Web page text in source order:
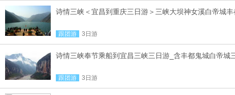
诗情三峡＜宜昌到重庆三日游＞三峡大坝神女溪白帝城
跟团游 3日游
诗情三峡奉节乘船到宜昌三峡三日游_含丰都鬼城白帝城
跟团游 3日游